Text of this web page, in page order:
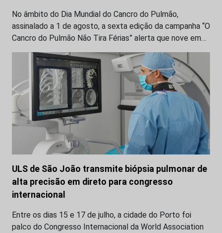
No âmbito do Dia Mundial do Cancro do Pulmão,
assinalado a 1 de agosto, a sexta edição da campanha “O
Cancro do Pulmão Não Tira Férias” alerta que nove em…
ULS de São João transmite biópsia pulmonar de
alta precisão em direto para congresso
internacional
Entre os dias 15 e 17 de julho, a cidade do Porto foi
palco do Congresso Internacional da World Association